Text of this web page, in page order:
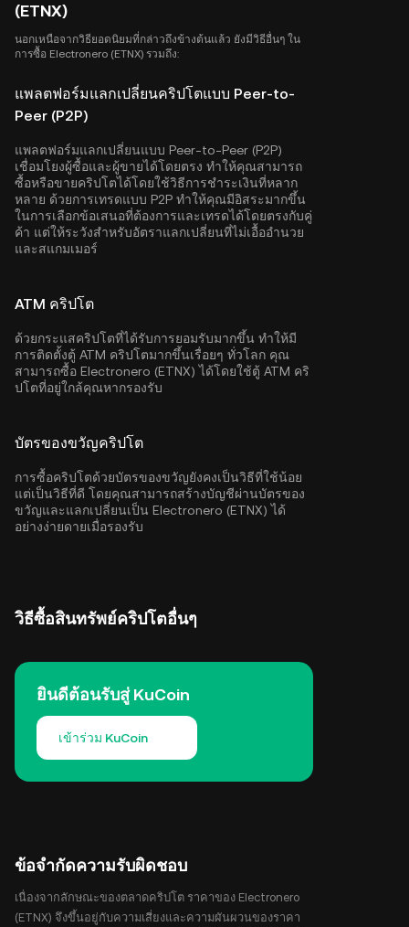
(ETNX)
นอกเหนือจากวิธียอดนิยมที่กล่าวถึงข้างต้นแล้ว ยังมีวิธีอื่นๆ ใน
การซื้อ Electronero (ETNX) รวมถึง:
แพลตฟอร์มแลกเปลี่ยนคริปโตแบบ Peer-to-
Peer (P2P)
แพลตฟอร์มแลกเปลี่ยนแบบ Peer-to-Peer (P2P)
เชื่อมโยงผู้ซื้อและผู้ขายได้โดยตรง ทำให้คุณสามารถ
ซื้อหรือขายคริปโตได้โดยใช้วิธีการชำระเงินที่หลาก
หลาย ด้วยการเทรดแบบ P2P ทำให้คุณมีอิสระมากขึ้น
ในการเลือกข้อเสนอที่ต้องการและเทรดได้โดยตรงกับคู่
ค้า แต่ให้ระวังสำหรับอัตราแลกเปลี่ยนที่ไม่เอื้ออำนวย
และสแกมเมอร์
ATM คริปโต
ด้วยกระแสคริปโตที่ได้รับการยอมรับมากขึ้น ทำให้มี
การติดตั้งตู้ ATM คริปโตมากขึ้นเรื่อยๆ ทั่วโลก คุณ
สามารถซื้อ Electronero (ETNX) ได้โดยใช้ตู้ ATM คริ
ปโตที่อยู่ใกล้คุณหากรองรับ
บัตรของขวัญคริปโต
การซื้อคริปโตด้วยบัตรของขวัญยังคงเป็นวิธีที่ใช้น้อย
แต่เป็นวิธีที่ดี โดยคุณสามารถสร้างบัญชีผ่านบัตรของ
ขวัญและแลกเปลี่ยนเป็น Electronero (ETNX) ได้
อย่างง่ายดายเมื่อรองรับ
วิธีซื้อสินทรัพย์คริปโตอื่นๆ
ยินดีต้อนรับสู่ KuCoin
เข้าร่วม KuCoin
ข้อจำกัดความรับผิดชอบ
เนื่องจากลักษณะของตลาดคริปโต ราคาของ Electronero
(ETNX) จึงขึ้นอยู่กับความเสี่ยงและความผันผวนของราคา